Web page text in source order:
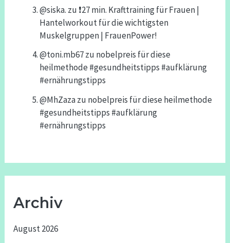
@siska. zu ❗️27 min. Krafttraining für Frauen |
Hantelworkout für die wichtigsten
Muskelgruppen | FrauenPower!
@toni.mb67zu nobelpreis für diese
heilmethode #gesundheitstipps #aufklärung
#ernährungstipps
@MhZazazu nobelpreis für diese heilmethode
#gesundheitstipps #aufklärung
#ernährungstipps
Archiv
August 2026